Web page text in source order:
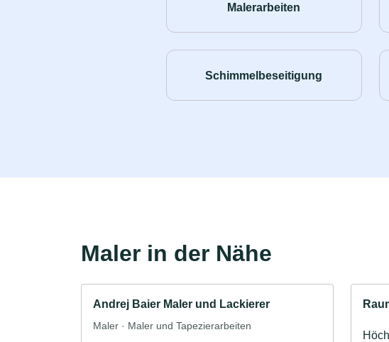
Malerarbeiten
Schimmelbeseitigung
Maler in der Nähe
Andrej Baier Maler und Lackierer
Maler · Maler und Tapezierarbeiten